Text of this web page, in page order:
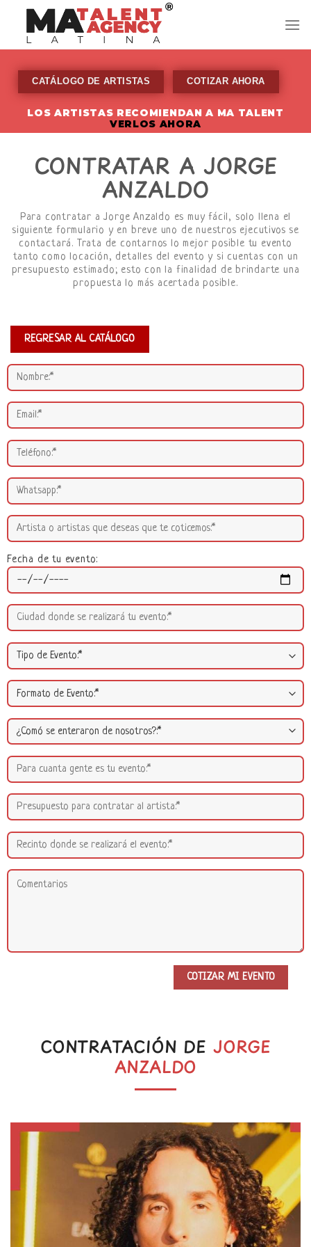
content
CATÁLOGO DE ARTISTAS COTIZAR AHORA
LOS ARTISTAS RECOMIENDAN A MA TALENT
VERLOS AHORA
CONTRATAR A JORGE
ANZALDO
Para contratar a Jorge Anzaldo es muy fácil, solo llena el
siguiente formulario y en breve uno de nuestros ejecutivos se
contactará. Trata de contarnos lo mejor posible tu evento
tanto como locación, detalles del evento y si cuentas con un
presupuesto estimado; esto con la finalidad de brindarte una
propuesta lo más acertada posible.
REGRESAR AL CATÁLOGO
Fecha de tu evento:
CONTRATACIÓN DE JORGE
ANZALDO